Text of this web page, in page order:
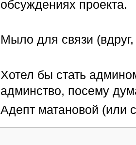
обсуждениях проекта.
Мыло для связи
Хотел бы стать
админство, посему
Адепт матановой (или